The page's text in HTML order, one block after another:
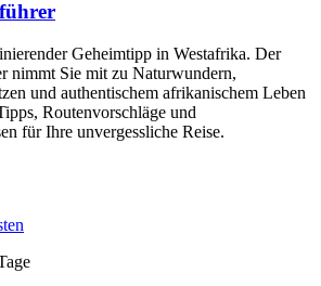
Geheimtipp in Westafrika. Der
nimmt Sie mit zu Naturwundern,
und authentischem afrikanischem Leben
Routenvorschläge und
für Ihre unvergessliche Reise.